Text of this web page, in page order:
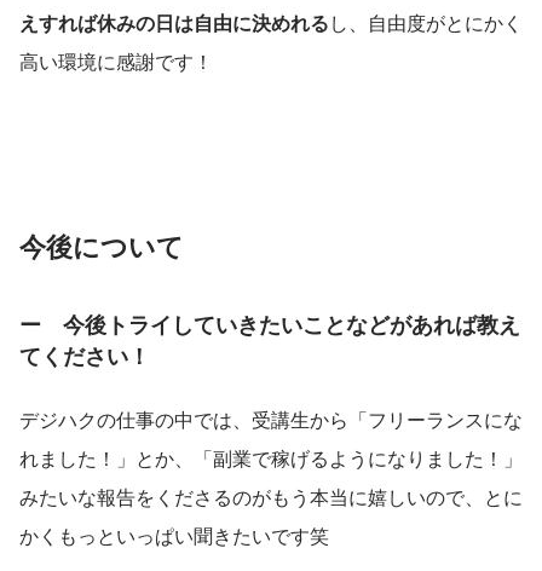
えすれば休みの日は自由に決めれるし、自由度がとにかく
高い環境に感謝です！
今後について
ー　今後トライしていきたいことなどがあれば教え
てください！
デジハクの仕事の中では、受講生から「フリーランスにな
れました！」とか、「副業で稼げるようになりました！」
みたいな報告をくださるのがもう本当に嬉しいので、とに
かくもっといっぱい聞きたいです笑